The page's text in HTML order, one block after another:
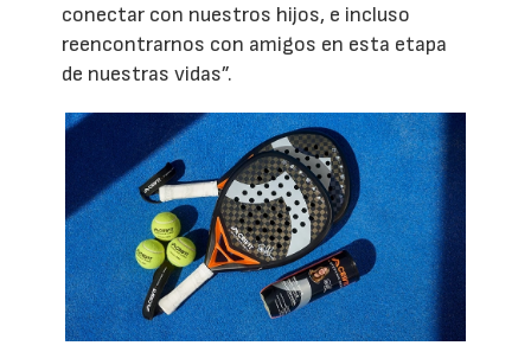
conectar con nuestros hijos, e incluso
reencontrarnos con amigos en esta etapa
de nuestras vidas”.